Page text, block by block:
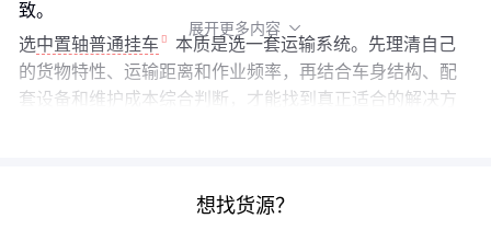
致。
选中置轴普通挂车
本质是选一套运输系统。先理清自己
的货物特性、运输距离和作业频率，再结合车身结构、配
套设备和维护成本综合判断，才能找到真正适合的解决方
展开更多内容 
想找货源？